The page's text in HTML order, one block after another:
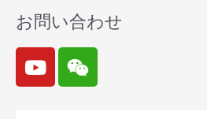
お問い合わせ
Y
o
W
e